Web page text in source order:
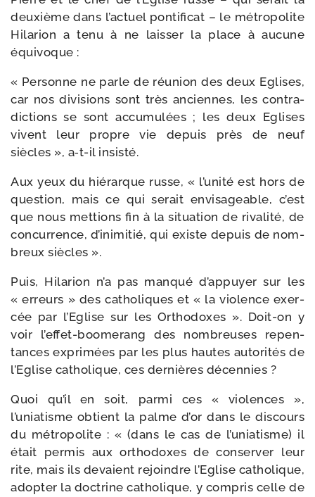
deuxième dans l’actuel pon­ti­fi­cat – le métro­po­lite
Hilarion a tenu à ne lais­ser la place à aucune
équivoque :
« Personne ne parle de réunion des deux Eglises,
car nos divi­sions sont très anciennes, les contra­
dic­tions se sont accu­mu­lées ; les deux Eglises
vivent leur propre vie depuis près de neuf
siècles », a‑t-​il insisté.
Aux yeux du hié­rarque russe, « l’unité est hors de
ques­tion, mais ce qui serait envi­sa­geable, c’est
que nous met­tions fin à la situa­tion de riva­li­té, de
concur­rence, d’inimitié, qui existe depuis de nom­
breux siècles ».
Puis, Hilarion n’a pas man­qué d’appuyer sur les
« erreurs » des catho­liques et « la vio­lence exer­
cée par l’Eglise sur les Orthodoxes ». Doit-​on y
voir l’effet-boomerang des nom­breuses repen­
tances expri­mées par les plus hautes auto­ri­tés de
l’Eglise catho­lique, ces der­nières décennies ?
Quoi qu’il en soit, par­mi ces « vio­lences »,
l’uniatisme obtient la palme d’or dans le dis­cours
du métro­po­lite : « (dans le cas de l’uniatisme) il
était per­mis aux ortho­doxes de conser­ver leur
rite, mais ils devaient rejoindre l’Eglise catho­lique,
adop­ter la doc­trine catho­lique, y com­pris celle de